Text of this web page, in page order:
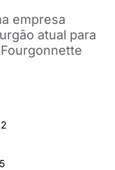
empresa
atual para